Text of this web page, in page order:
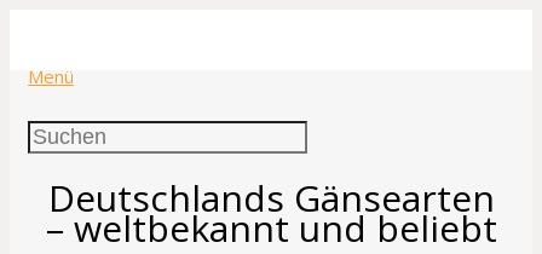
Menü
Deutschlands Gänsearten
– weltbekannt und beliebt